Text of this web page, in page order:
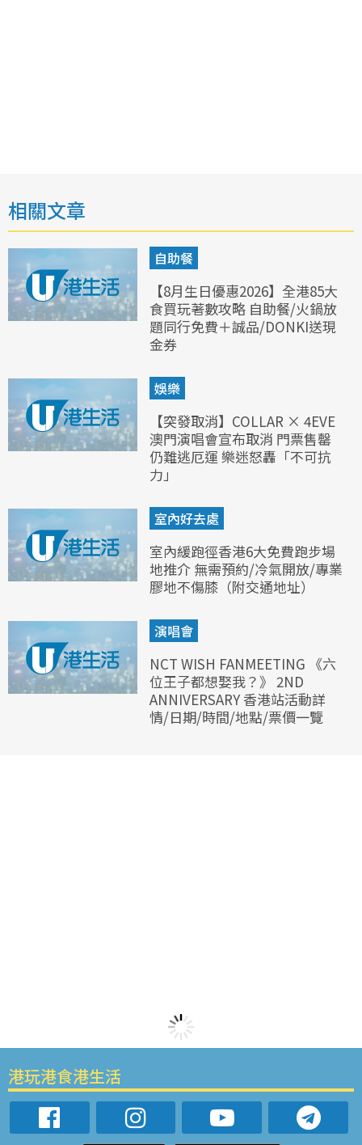
相關文章
自助餐
【8月生日優惠2026】全港85大
食買玩著數攻略 自助餐/火鍋放
題同行免費＋誠品/DONKI送現
金券
娛樂
【突發取消】COLLAR × 4EVE
澳門演唱會宣布取消 門票售罄
仍難逃厄運 樂迷怒轟「不可抗
力」
室內好去處
室內緩跑徑香港6大免費跑步場
地推介 無需預約/冷氣開放/專業
膠地不傷膝（附交通地址）
演唱會
NCT WISH FANMEETING 《六
位王子都想娶我？》 2ND
ANNIVERSARY 香港站活動詳
情/日期/時間/地點/票價一覽
港玩港食港生活